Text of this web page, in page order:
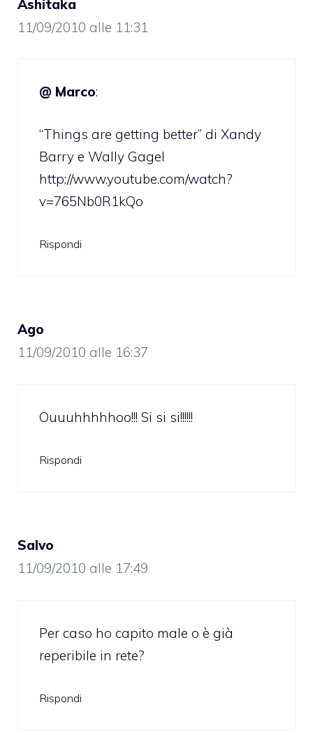
Ashitaka
11/09/2010 alle 11:31
@ Marco:
“Things are getting better” di Xandy
Barry e Wally Gagel
http://www.youtube.com/watch?
v=765Nb0R1kQo
Rispondi
Ago
11/09/2010 alle 16:37
Ouuuhhhhhoo!!! Si si si!!!!!!
Rispondi
Salvo
11/09/2010 alle 17:49
Per caso ho capito male o è già
reperibile in rete?
Rispondi